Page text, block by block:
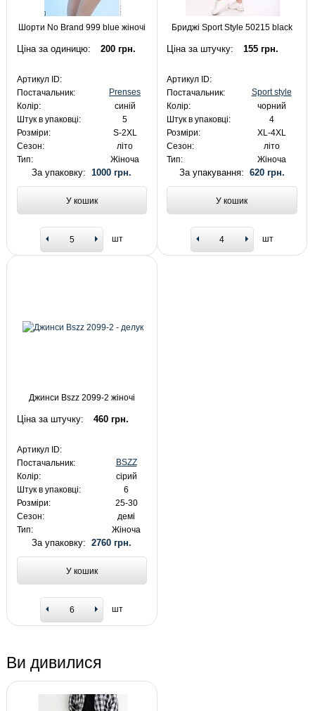
Шорти No Brand 999 blue жіночі
Ціна за одиницю: 200 грн.
Артикул ID:
Постачальник:
Prenses
Колір:
синій
Штук в упаковці:
5
Розміри:
S-2XL
Сезон:
літо
Тип:
Жіноча
За упаковку:1000 грн.
У кошик
шт
Бриджі Sport Style 50215 black
Ціна за штучку: 155 грн.
Артикул ID:
Постачальник:
Sport style
Колір:
чорний
Штук в упаковці:
4
Розміри:
XL-4XL
Сезон:
літо
Тип:
Жіноча
За упакування: 620 грн.
У кошик
шт
Джинси Bszz 2099-2 жіночі
Ціна за штучку: 460 грн.
Артикул ID:
Постачальник:
BSZZ
Колір:
сірий
Штук в упаковці:
6
Розміри:
25-30
Сезон:
демі
Тип:
Жіноча
За упаковку:2760 грн.
У кошик
шт
Ви дивилися